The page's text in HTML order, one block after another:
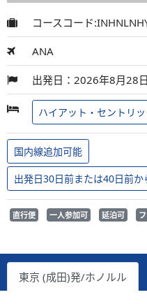
コースコード
ANA
出発日：2026年8月28
ハイアット・セントリ
国内線追加可能
出発日30日前または40日前か
直行便 一人参加可 延泊可
東京 (成田)発/ホノルル